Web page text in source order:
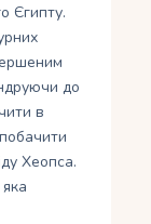
Єгипту.
до
в
Хеопса.